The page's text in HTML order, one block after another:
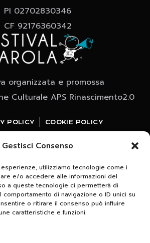
Gestisci Consenso
utilizziamo tecnologie come i
e/o accedere alle informazioni del
a queste tecnologie ci permetterà di
di navigazione o ID unici su
o ritirare il consenso può influire
caratteristiche e funzioni.
PI 02702830346
CF 92176360342
organizzata e promossa
Culturale APS Rinascimento2.0
POLICY COOKIE POLICY